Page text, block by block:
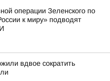
операции Зеленского по
к миру» подводят
вдвое сократить